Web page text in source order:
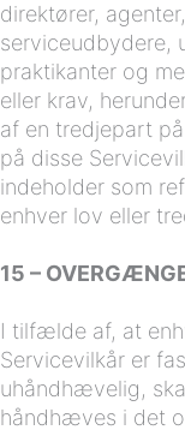
direktører,
serviceudbydere,
praktikanter og
eller krav,
af en tredjepart
på disse
indeholder som
enhver lov eller
15 –
I tilfælde af, at
Servicevilkår er
uhåndhævelig,
håndhæves i det